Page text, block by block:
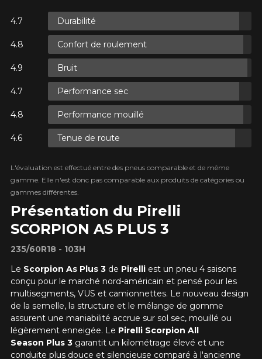
Présentation du Pirelli
SCORPION AS PLUS 3
235/60R18 - 103H
Le Scorpion As Plus 3de Pirelliest un pneu 4 saisons
conçu pour le marché nord-américain et pensé pour les
multisegments, VUS et camionnettes. Le nouveau design
de la semelle, la structure et le mélange de gomme
assurent une maniabilité accrue sur sol sec, mouillé ou
légèrement enneigée. Le Pirelli Scorpion All
Season Plus 3 garantit un kilométrage élevé et une
conduite plus douce et silencieuse comparé à l'ancienne
Durabilité
Confort de roulement
Bruit
Performance sec
Performance mouillé
Tenue de route
L'évaluation est effectué entre des pneus comparable et de même
gamme. Elle n'est donc pas comparable aux produits de catégories ou
gammes différentes.